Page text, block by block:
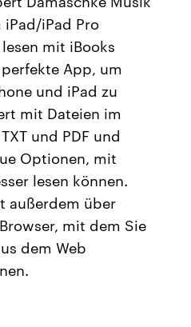
iPad Pro
mit iBooks
App, um
und iPad zu
mit Dateien im
und PDF und
Optionen, mit
lesen können.
außerdem über
mit dem Sie
dem Web